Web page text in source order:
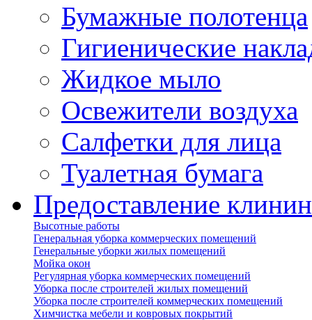
Бумажные полотенца
Гигиенические
Жидкое мыло
Освежители воздуха
Салфетки для лица
Туалетная бумага
Предоставление
Высотные работы
Генеральная уборка коммерческих помещений
Генеральные уборки жилых помещений
Мойка окон
Регулярная уборка коммерческих помещений
Уборка после строителей жилых помещений
Уборка после строителей коммерческих помещений
Химчистка мебели и ковровых покрытий